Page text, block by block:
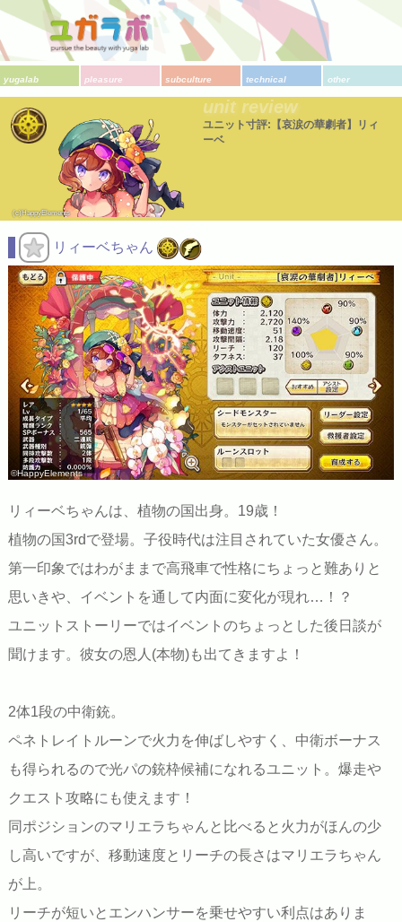
yugalab pleasure subculture technical other
(c)HappyElements
unit review
ユニット寸評:【哀涙の華劇者】リィ
ーベ
リィーベちゃん
©HappyElements
リィーベちゃんは、植物の国出身。19歳！
植物の国3rdで登場。子役時代は注目されていた女優さん。
第一印象ではわがままで高飛車で性格にちょっと難ありと
思いきや、イベントを通して内面に変化が現れ…！？
ユニットストーリーではイベントのちょっとした後日談が
聞けます。彼女の恩人(本物)も出てきますよ！
2体1段の中衛銃。
ペネトレイトルーンで火力を伸ばしやすく、中衛ボーナス
も得られるので光パの銃枠候補になれるユニット。爆走や
クエスト攻略にも使えます！
同ポジションのマリエラちゃんと比べると火力がほんの少
し高いですが、移動速度とリーチの長さはマリエラちゃん
が上。
リーチが短いとエンハンサーを乗せやすい利点はありま